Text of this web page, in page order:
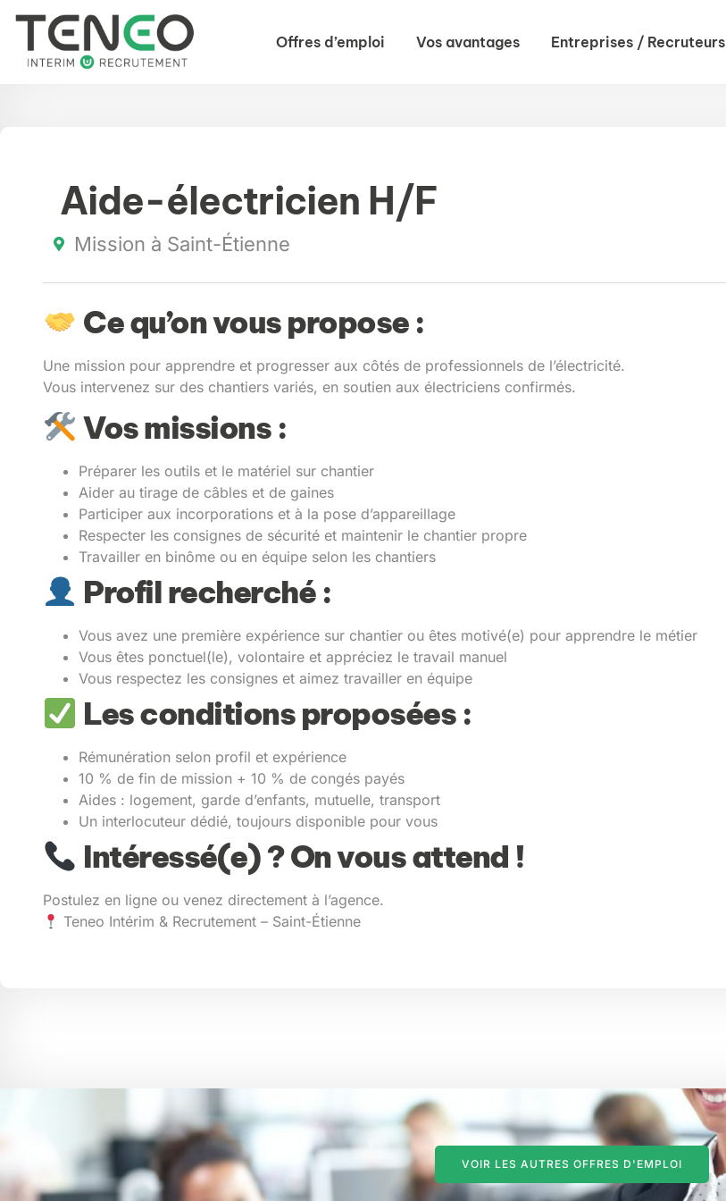
Offres d’emploi Vos avantages Entreprises / Recruteurs
Aide-électricien H/F
Mission à Saint-Étienne
Ce qu’on vous propose :
Une mission pour apprendre et progresser aux côtés de professionnels de l’électricité.
Vous intervenez sur des chantiers variés, en soutien aux électriciens confirmés.
Vos missions :
Préparer les outils et le matériel sur chantier
Aider au tirage de câbles et de gaines
Participer aux incorporations et à la pose d’appareillage
Respecter les consignes de sécurité et maintenir le chantier propre
Travailler en binôme ou en équipe selon les chantiers
Profil recherché :
Vous avez une première expérience sur chantier ou êtes motivé(e) pour apprendre le métier
Vous êtes ponctuel(le), volontaire et appréciez le travail manuel
Vous respectez les consignes et aimez travailler en équipe
Les conditions proposées :
Rémunération selon profil et expérience
10 % de fin de mission + 10 % de congés payés
Aides : logement, garde d’enfants, mutuelle, transport
Un interlocuteur dédié, toujours disponible pour vous
Intéressé(e) ? On vous attend !
Postulez en ligne ou venez directement à l’agence.
Teneo Intérim & Recrutement – Saint-Étienne
VOIR LES AUTRES OFFRES D'EMPLOI